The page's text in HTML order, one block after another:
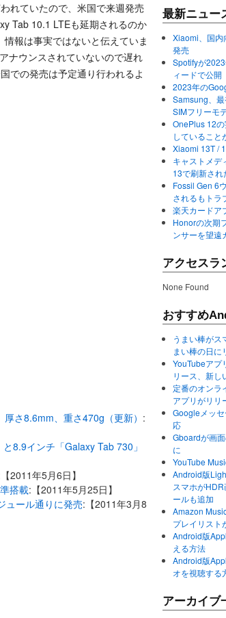
れていたので、米国で来週発売
Tab 10.1 LTEも延期されるのか
報は事実ではないと伝えていま
ナウンスされていないので遅れ
での発売は予定通り行われるよ
さ8.6mm、重さ470g（更新） :
8.9インチ「Galaxy Tab 730」
2011年5月6日】
搭載:【2011年5月25日】
ュール通りに発売:【2011年3月8
最新ニュー
Xiaomi、国内
発売
Spotifyが
ィードで公開
2023年の
Samsung、
SIMフリーモ
OnePlus 12
していること
Xiaomi 13T /
キャストメデ
13で刷新さ
Fossil Gen 6
されるもトラ
楽天カードア
Honorの次期
ンサーを望遠
アクセスラ
None Found
おすすめ
うまい棒がス
まい棒の日に
YouTubeアプ
リース、新し
定番のオンラ
アプリがリリ
Googleメッ
応
Gboardが画
に
YouTube
Android版
スマホが
ールも追加
Amazon
プレイリスト
Android版
える方法
Android版
オを視聴する
アーカイブ